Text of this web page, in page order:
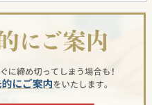
セラピストも多く在籍して
人となっており、現在の入
人程度です。
護士等のチームケアで患者
ます。
ですので、県外居住者の方
。